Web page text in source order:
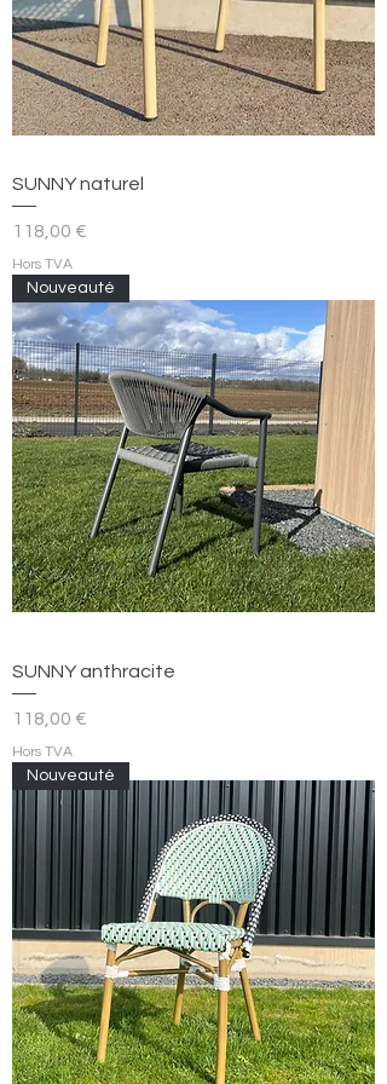
SUNNY naturel
Prix
118,00 €
Hors TVA
Nouveauté
SUNNY anthracite
Prix
118,00 €
Hors TVA
Nouveauté